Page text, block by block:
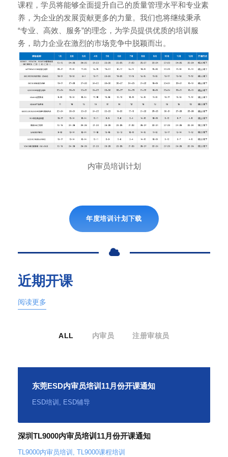
课程，学员将能够全面提升自己的质量管理水平和专业素
养，为企业的发展贡献更多的力量。我们也将继续秉承
“专业、高效、服务”的理念，为学员提供优质的培训服
务，助力企业在激烈的市场竞争中脱颖而出。
内审员培训计划
年度培训计划下载
近期开课
阅读更多
ALL 内审员 注册审核员
东莞ESD内审员培训11月份开课通知
ESD培训 , ESD辅导
深圳TL9000内审员培训11月份开课通知
TL9000内审员培训 , TL9000课程培训